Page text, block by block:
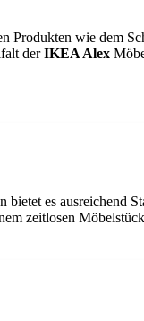
Produkten wie dem
derIKEA Alex
es ausreichend
zeitlosen